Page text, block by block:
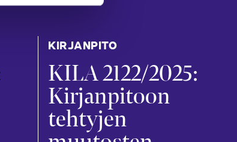
KIRJANPITO
KILA 2122/2025:
Kirjanpitoon
tehtyjen